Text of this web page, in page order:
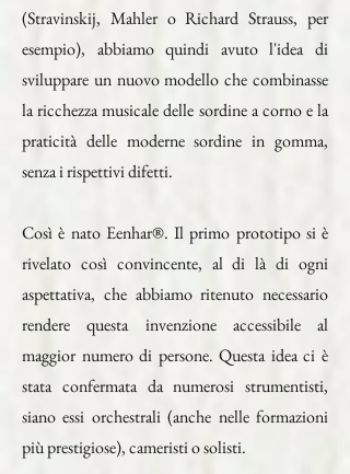
(Stravinskij, Mahler o Richard Strauss, per
esempio), abbiamo quindi avuto l'idea di
sviluppare un nuovo modello che combinasse
la ricchezza musicale delle sordine a corno e la
praticità delle moderne sordine in gomma,
senza i rispettivi difetti.
Così è nato Eenhar®. Il primo prototipo si è
rivelato così convincente, al di là di ogni
aspettativa, che abbiamo ritenuto necessario
rendere questa invenzione accessibile al
maggior numero di persone. Questa idea ci è
stata confermata da numerosi strumentisti,
siano essi orchestrali (anche nelle formazioni
più prestigiose), cameristi o solisti.